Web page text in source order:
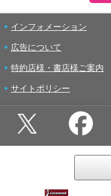
インフォメーション
広告について
特約店様・書店様ご案内
サイトポリシー